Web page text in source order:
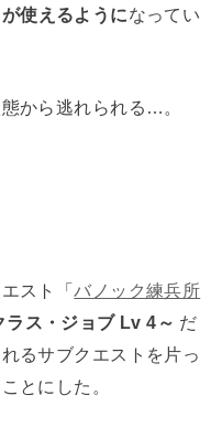
使えるようになってい
から逃れられる…。
スト「バノック練兵所
ラス・ジョブ Lv 4～ だ
るサブクエストを片っ
とにした。